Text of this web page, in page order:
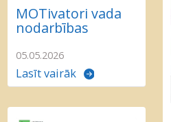
MOTivatori vada
nodarbības
05.05.2026
Lasīt vairāk